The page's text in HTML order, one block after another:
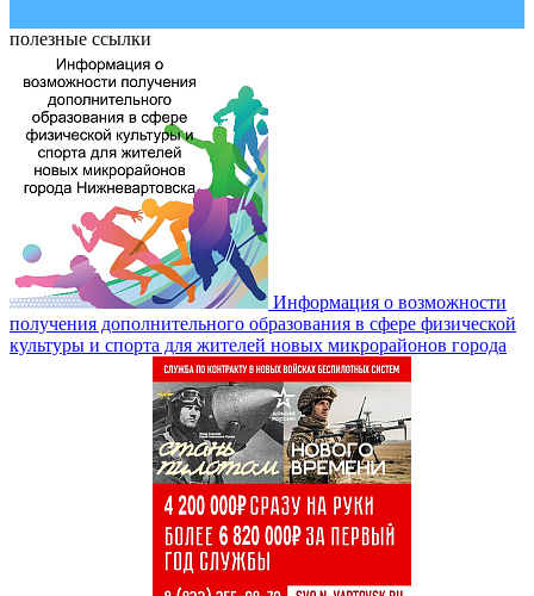
полезные ссылки
Информация о возможности
получения дополнительного образования в сфере физической
культуры и спорта для жителей новых микрорайонов города